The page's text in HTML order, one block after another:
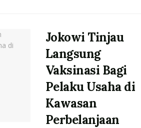
Jokowi Tinjau
Langsung
Vaksinasi Bagi
Pelaku Usaha di
Kawasan
Perbelanjaan